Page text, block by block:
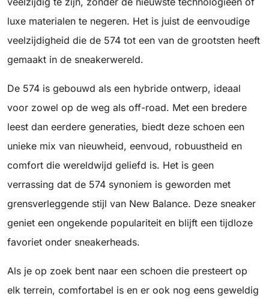
luxe materialen te negeren. Het is juist de eenvoudige
veelzijdigheid die de 574 tot een van de grootsten heeft
gemaakt in de sneakerwereld.
De 574 is gebouwd als een hybride ontwerp, ideaal
voor zowel op de weg als off-road. Met een bredere
leest dan eerdere generaties, biedt deze schoen een
unieke mix van nieuwheid, eenvoud, robuustheid en
comfort die wereldwijd geliefd is. Het is geen
verrassing dat de 574 synoniem is geworden met
grensverleggende stijl van New Balance. Deze sneaker
geniet een ongekende populariteit en blijft een tijdloze
favoriet onder sneakerheads.
Als je op zoek bent naar een schoen die presteert op
elk terrein, comfortabel is en er ook nog eens geweldig